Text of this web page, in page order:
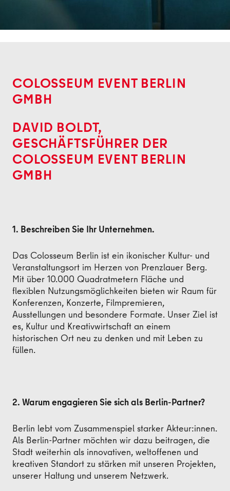
COLOSSEUM EVENT BERLIN
GMBH
DAVID BOLDT,
GESCHÄFTSFÜHRER DER
COLOSSEUM EVENT BERLIN
GMBH
1. Beschreiben Sie Ihr Unternehmen.
Das Colosseum Berlin ist ein ikonischer Kultur- und
Veranstaltungsort im Herzen von Prenzlauer Berg.
Mit über 10.000 Quadratmetern Fläche und
flexiblen Nutzungsmöglichkeiten bieten wir Raum für
Konferenzen, Konzerte, Filmpremieren,
Ausstellungen und besondere Formate. Unser Ziel ist
es, Kultur und Kreativwirtschaft an einem
historischen Ort neu zu denken und mit Leben zu
füllen.
2. Warum engagieren Sie sich als Berlin-Partner?
Berlin lebt vom Zusammenspiel starker Akteur:innen.
Als Berlin-Partner möchten wir dazu beitragen, die
Stadt weiterhin als innovativen, weltoffenen und
kreativen Standort zu stärken mit unseren Projekten,
unserer Haltung und unserem Netzwerk.